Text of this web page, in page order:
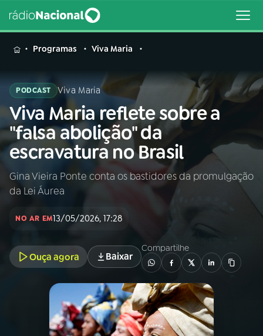
MENU
Buscar
na
Rádio
Nacional
Buscar
AO VIVO
INÍCIO
A RÁDIO
PROGRAMAÇÃO
PROGRAMAS
Programas Viva Maria
PODCAST Viva Maria
Viva Maria reflete sobre a
"falsa abolição" da
escravatura no Brasil
Gina Vieira Ponte conta os bastidores da promulgação
da Lei Áurea
NO AR EM13/05/2026, 17:28
Ouça agora Baixar
Compartilhe